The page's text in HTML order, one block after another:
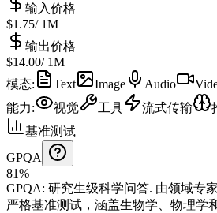
输入价格
$1.75/ 1M
输出价格
$14.00/ 1M
模态: Text Image Audio
能力: 视觉 工具 流式传输
基准测试
GPQA
81%
GPQA: 研究生级科学问答. 由领域专
严格基准测试，涵盖生物学、物理学